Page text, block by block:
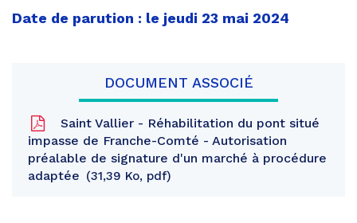
Date de parution : le jeudi 23 mai 2024
DOCUMENT ASSOCIÉ
Saint Vallier - Réhabilitation du pont situé
impasse de Franche-Comté - Autorisation
préalable de signature d'un marché à procédure
adaptée
31,39 Ko, pdf